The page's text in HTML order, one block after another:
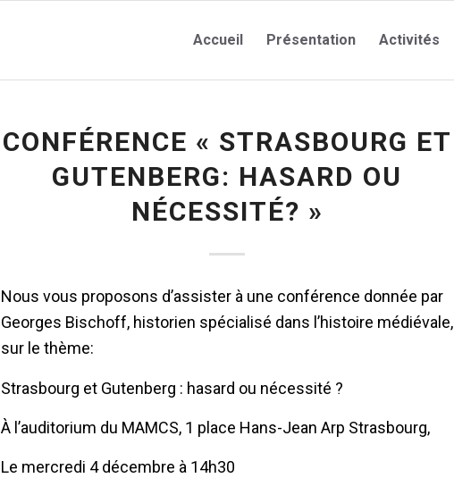
Accueil Présentation Activités
CONFÉRENCE « STRASBOURG ET
GUTENBERG: HASARD OU
NÉCESSITÉ? »
Nous vous proposons d’assister à une conférence donnée par
Georges Bischoff, historien spécialisé dans l’histoire médiévale,
sur le thème:
Strasbourg et Gutenberg : hasard ou nécessité ?
À l’auditorium du MAMCS, 1 place Hans-Jean Arp Strasbourg,
Le mercredi 4 décembre à 14h30